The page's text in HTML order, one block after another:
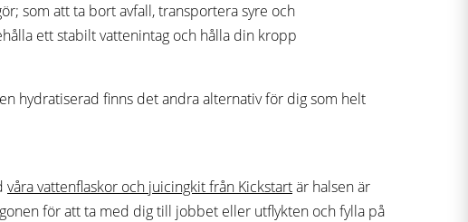
som att ta bort avfall, transportera syre och
ett stabilt vattenintag och hålla din kropp
hydratiserad finns det andra alternativ för dig som helt
våra vattenflaskor och juicingkit från Kickstartär halsen är
för att ta med dig till jobbet eller utflykten och fylla på